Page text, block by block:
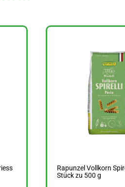
Rapunzel Vollkorn
Stück zu 500 g